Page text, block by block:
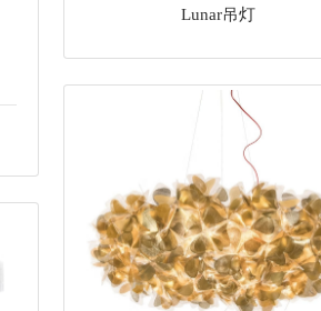
Lunar吊灯